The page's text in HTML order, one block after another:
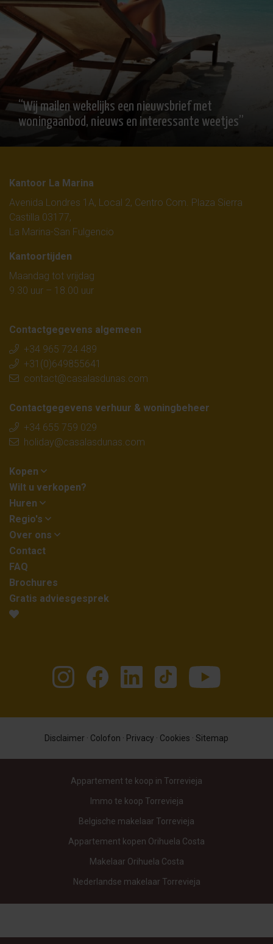
“Wij mailen wekelijks een nieuwsbrief met
woningaanbod, nieuws en interessante weetjes”
Kantoor La Marina
Avenida Londres 1A, Local 2, Centro Com. Plaza Sierra
Castilla 03177,
La Marina-San Fulgencio
Kantoortijden
Maandag tot vrijdag
9.30 uur – 18.00 uur
Contactgegevens algemeen
+34 965 724 489
+31(0)649855641
contact@casalasdunas.com
Contactgegevens verhuur & woningbeheer
+34 655 759 029
holiday@casalasdunas.com
Kopen
Wilt u verkopen?
Huren
Regio's
Over ons
Contact
FAQ
Brochures
Gratis adviesgesprek
Disclaimer · Colofon · Privacy · Cookies · Sitemap
Appartement te koop in Torrevieja
Immo te koop Torrevieja
Belgische makelaar Torrevieja
Appartement kopen Orihuela Costa
Makelaar Orihuela Costa
Nederlandse makelaar Torrevieja